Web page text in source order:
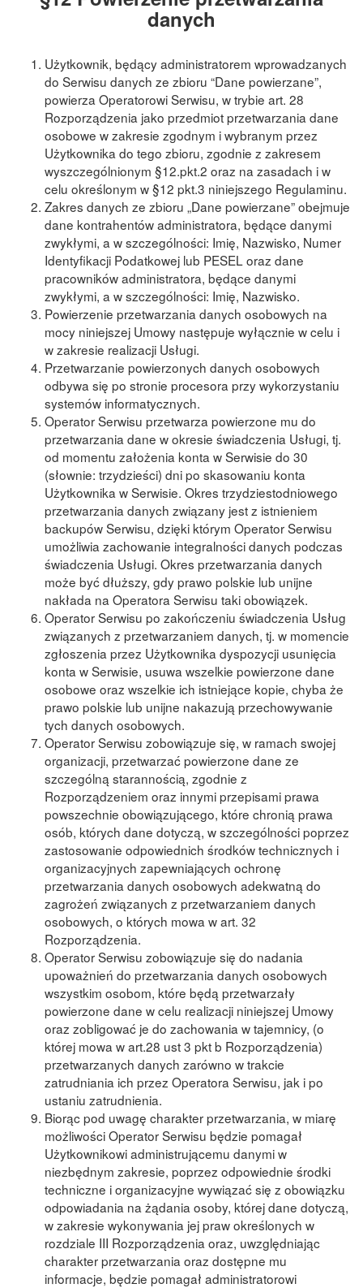
danych
Użytkownik, będący administratorem wprowadzanych
do Serwisu danych ze zbioru “Dane powierzane”,
powierza Operatorowi Serwisu, w trybie art. 28
Rozporządzenia jako przedmiot przetwarzania dane
osobowe w zakresie zgodnym i wybranym przez
Użytkownika do tego zbioru, zgodnie z zakresem
wyszczególnionym §12.pkt.2 oraz na zasadach i w
celu określonym w §12 pkt.3 niniejszego Regulaminu.
Zakres danych ze zbioru „Dane powierzane” obejmuje
dane kontrahentów administratora, będące danymi
zwykłymi, a w szczegόlności: Imię, Nazwisko, Numer
Identyfikacji Podatkowej lub PESEL oraz dane
pracowników administratora, będące danymi
zwykłymi, a w szczegόlności: Imię, Nazwisko.
Powierzenie przetwarzania danych osobowych na
mocy niniejszej Umowy następuje wyłącznie w celu i
w zakresie realizacji Usługi.
Przetwarzanie powierzonych danych osobowych
odbywa się po stronie procesora przy wykorzystaniu
systemów informatycznych.
Operator Serwisu przetwarza powierzone mu do
przetwarzania dane w okresie świadczenia Usługi, tj.
od momentu założenia konta w Serwisie do 30
(słownie: trzydzieści) dni po skasowaniu konta
Użytkownika w Serwisie. Okres trzydziestodniowego
przetwarzania danych związany jest z istnieniem
backupów Serwisu, dzięki którym Operator Serwisu
umożliwia zachowanie integralności danych podczas
świadczenia Usługi. Okres przetwarzania danych
może być dłuższy, gdy prawo polskie lub unijne
nakłada na Operatora Serwisu taki obowiązek.
Operator Serwisu po zakończeniu świadczenia Usług
związanych z przetwarzaniem danych, tj. w momencie
zgłoszenia przez Użytkownika dyspozycji usunięcia
konta w Serwisie, usuwa wszelkie powierzone dane
osobowe oraz wszelkie ich istniejące kopie, chyba że
prawo polskie lub unijne nakazują przechowywanie
tych danych osobowych.
Operator Serwisu zobowiązuje się, w ramach swojej
organizacji, przetwarzać powierzone dane ze
szczególną starannością, zgodnie z
Rozporządzeniem oraz innymi przepisami prawa
powszechnie obowiązującego, które chronią prawa
osób, których dane dotyczą, w szczególności poprzez
zastosowanie odpowiednich środków technicznych i
organizacyjnych zapewniających ochronę
przetwarzania danych osobowych adekwatną do
zagrożeń związanych z przetwarzaniem danych
osobowych, o których mowa w art. 32
Rozporządzenia.
Operator Serwisu zobowiązuje się do nadania
upoważnień do przetwarzania danych osobowych
wszystkim osobom, które będą przetwarzały
powierzone dane w celu realizacji niniejszej Umowy
oraz zobligować je do zachowania w tajemnicy, (o
której mowa w art.28 ust 3 pkt b Rozporządzenia)
przetwarzanych danych zarówno w trakcie
zatrudniania ich przez Operatora Serwisu, jak i po
ustaniu zatrudnienia.
Biorąc pod uwagę charakter przetwarzania, w miarę
możliwości Operator Serwisu będzie pomagał
Użytkownikowi administrującemu danymi w
niezbędnym zakresie, poprzez odpowiednie środki
techniczne i organizacyjne wywiązać się z obowiązku
odpowiadania na żądania osoby, której dane dotyczą,
w zakresie wykonywania jej praw określonych w
rozdziale III Rozporządzenia oraz, uwzględniając
charakter przetwarzania oraz dostępne mu
informacje, będzie pomagał administratorowi